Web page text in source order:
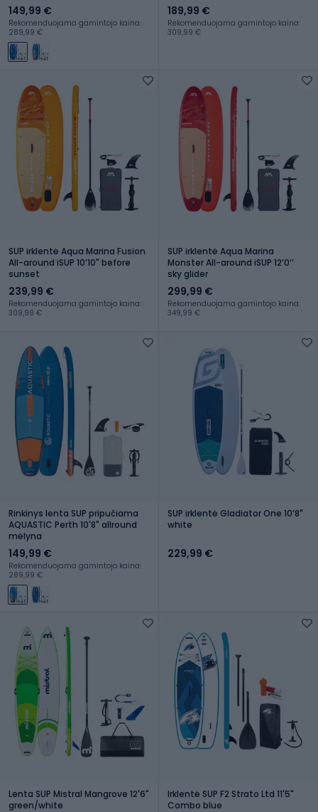
149,99 €
Rekomenduojama gamintojo kaina:
289,99 €
189,99 €
Rekomenduojama gamintojo kaina:
309,99 €
SUP irklentė Aqua Marina Fusion
All-around iSUP 10ʼ10" before
sunset
239,99 €
Rekomenduojama gamintojo kaina:
309,99 €
SUP irklentė Aqua Marina
Monster All-around iSUP 12ʼ0ʼʼ
sky glider
299,99 €
Rekomenduojama gamintojo kaina:
349,99 €
Rinkinys lenta SUP pripučiama
AQUASTIC Perth 10'8" allround
mėlyna
149,99 €
Rekomenduojama gamintojo kaina:
289,99 €
SUP irklentė Gladiator One 10ʼ8"
white
229,99 €
Lenta SUP Mistral Mangrove 12'6"
green/white
Irklentė SUP F2 Strato Ltd 11'5"
Combo blue